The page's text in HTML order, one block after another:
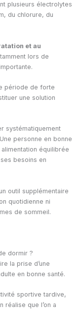
plusieurs électrolytes
du chlorure, du
et au
lors de
période de forte
une solution
systématiquement
personne en bonne
équilibrée
besoins en
outil supplémentaire
quotidienne ni
de sommeil.
dormir ?
la prise d’une
en bonne santé.
sportive tardive,
réalise que l’on a